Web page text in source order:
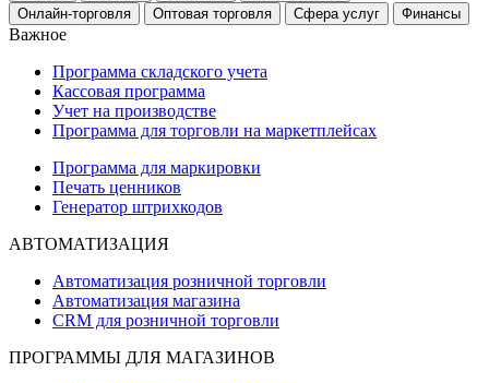
Онлайн-торговля
Оптовая торговля Сфера услуг Финансы
Важное
Программа складского учета
Кассовая программа
Учет на производстве
Программа для торговли на маркетплейсах
Программа для маркировки
Печать ценников
Генератор штрихкодов
АВТОМАТИЗАЦИЯ
Автоматизация розничной торговли
Автоматизация магазина
CRM для розничной торговли
ПРОГРАММЫ ДЛЯ МАГАЗИНОВ